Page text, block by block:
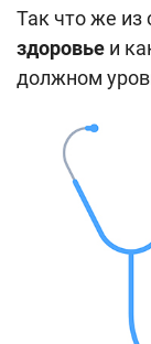
О
Поиск по
Так что же из
здоровье и
должном